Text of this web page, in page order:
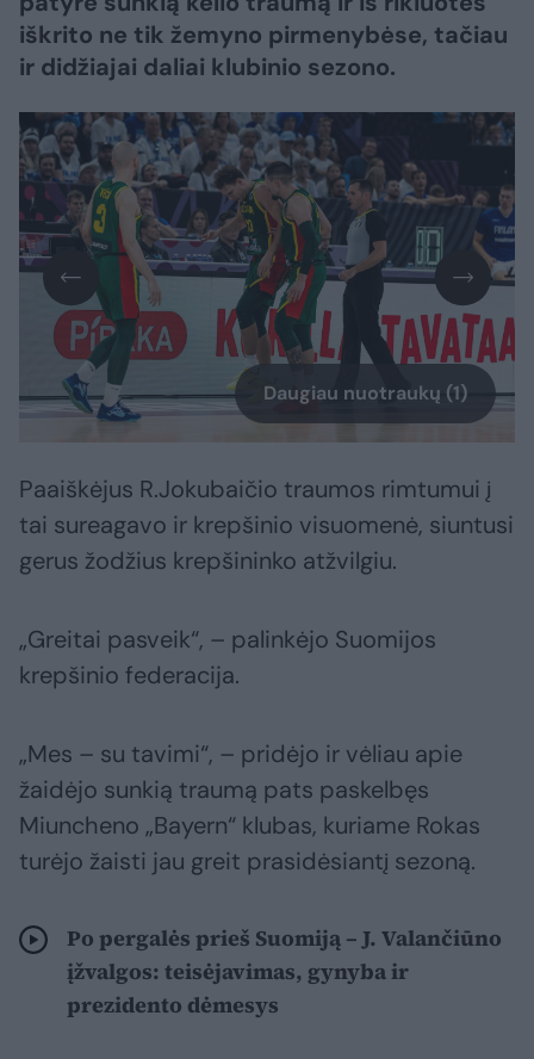
iškrito ne tik žemyno pirmenybėse, tačiau
ir didžiajai daliai klubinio sezono.
Daugiau nuotraukų (1)
Paaiškėjus R.Jokubaičio traumos rimtumui į
tai sureagavo ir krepšinio visuomenė, siuntusi
gerus žodžius krepšininko atžvilgiu.
„Greitai pasveik“, – palinkėjo Suomijos
krepšinio federacija.
„Mes – su tavimi“, – pridėjo ir vėliau apie
žaidėjo sunkią traumą pats paskelbęs
Miuncheno „Bayern“ klubas, kuriame Rokas
turėjo žaisti jau greit prasidėsiantį sezoną.
Po pergalės prieš Suomiją – J. Valančiūno
įžvalgos: teisėjavimas, gynyba ir
prezidento dėmesys